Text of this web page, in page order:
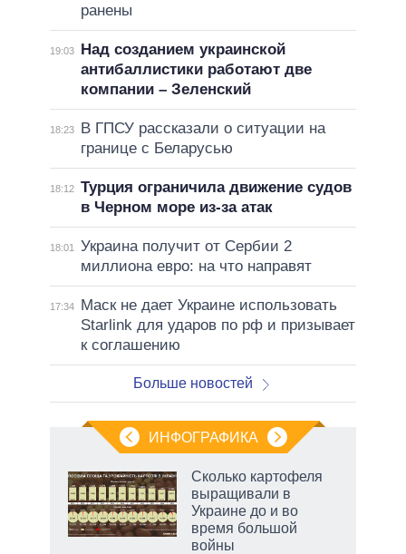
ранены
19:03
Над созданием украинской
антибаллистики работают две
компании – Зеленский
18:23
В ГПСУ рассказали о ситуации на
границе с Беларусью
18:12 Турция ограничила движение судов
в Черном море из-за атак
18:01
Украина получит от Сербии 2
миллиона евро: на что направят
17:34
Маск не дает Украине использовать
Starlink для ударов по рф и призывает
к соглашению
Больше новостей
ИНФОГРАФИКА
Сколько картофеля
выращивали в
Украине до и во
время большой
войны